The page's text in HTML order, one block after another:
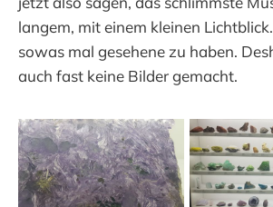
langem, mit einem kleinen
sowas mal gesehene zu haben.
auch fast keine Bilder gemacht.